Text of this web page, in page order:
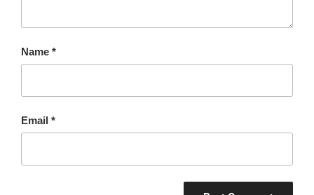
Name *
Email *